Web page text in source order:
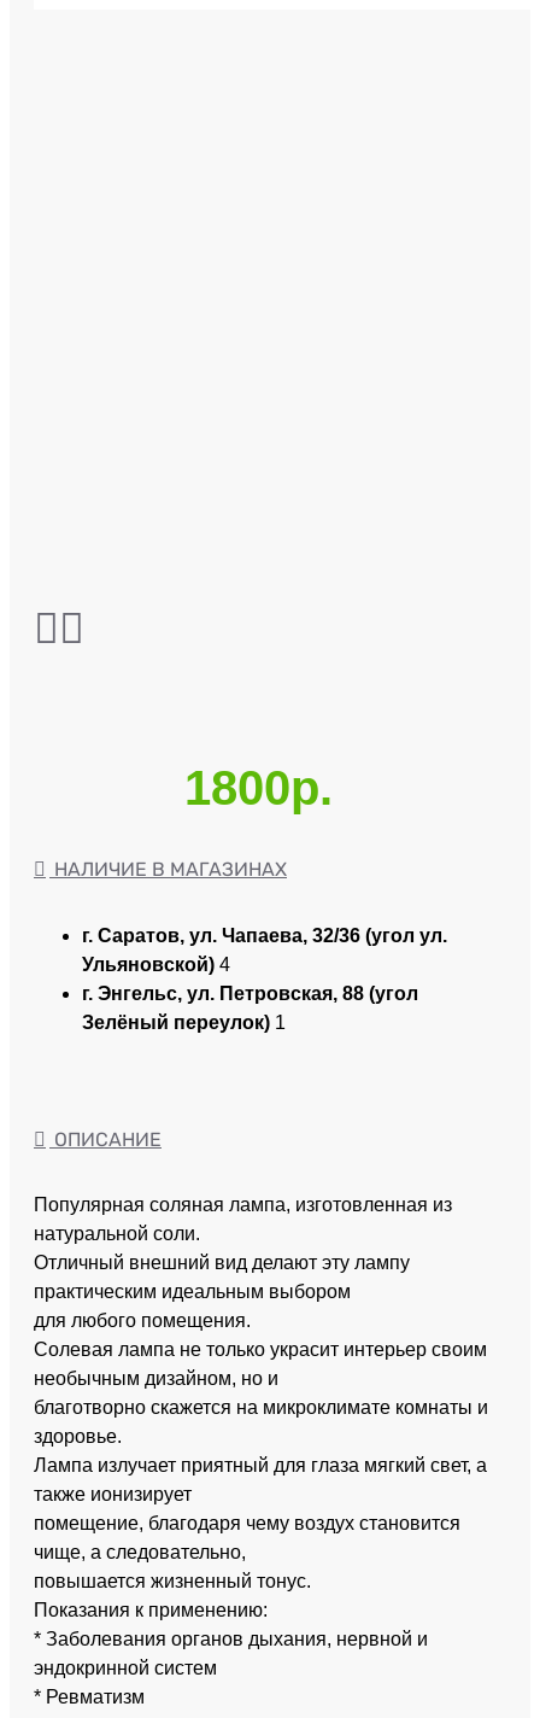
1800р.
НАЛИЧИЕ В МАГАЗИНАХ
г. Саратов, ул. Чапаева, 32/36 (угол ул.
Ульяновской) 4
г. Энгельс, ул. Петровская, 88 (угол
Зелёный переулок) 1
ОПИСАНИЕ
Популярная соляная лампа, изготовленная из
натуральной соли.
Отличный внешний вид делают эту лампу
практическим идеальным выбором
для любого помещения.
Солевая лампа не только украсит интерьер своим
необычным дизайном, но и
благотворно скажется на микроклимате комнаты и
здоровье.
Лампа излучает приятный для глаза мягкий свет, а
также ионизирует
помещение, благодаря чему воздух становится
чище, а следовательно,
повышается жизненный тонус.
Показания к применению:
* Заболевания органов дыхания, нервной и
эндокринной систем
* Ревматизм